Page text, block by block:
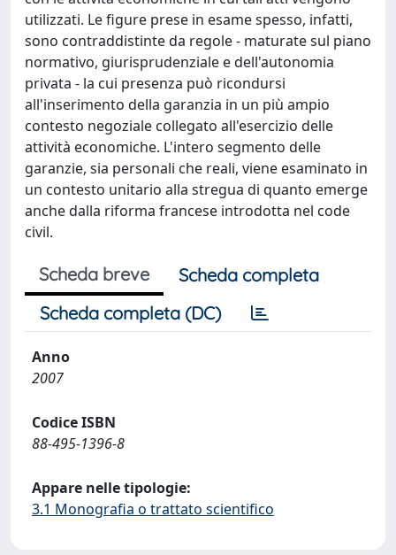
utilizzati. Le figure prese in esame spesso, infatti,
sono contraddistinte da regole - maturate sul piano
normativo, giurisprudenziale e dell'autonomia
privata - la cui presenza può ricondursi
all'inserimento della garanzia in un più ampio
contesto negoziale collegato all'esercizio delle
attività economiche. L'intero segmento delle
garanzie, sia personali che reali, viene esaminato in
un contesto unitario alla stregua di quanto emerge
anche dalla riforma francese introdotta nel code
civil.
Scheda breve
Scheda completa
Scheda completa (DC)
Anno
2007
Codice ISBN
88-495-1396-8
Appare nelle tipologie:
3.1 Monografia o trattato scientifico